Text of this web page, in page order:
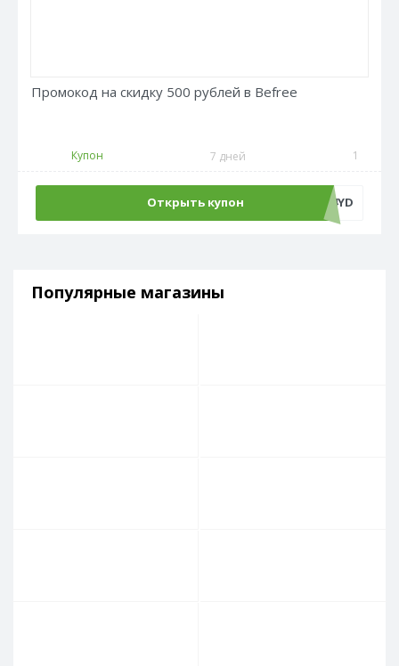
Промокод на скидку 500 рублей в Befree
Купон 7 дней 1
Открыть купон ADM500C4YD
Популярные магазины